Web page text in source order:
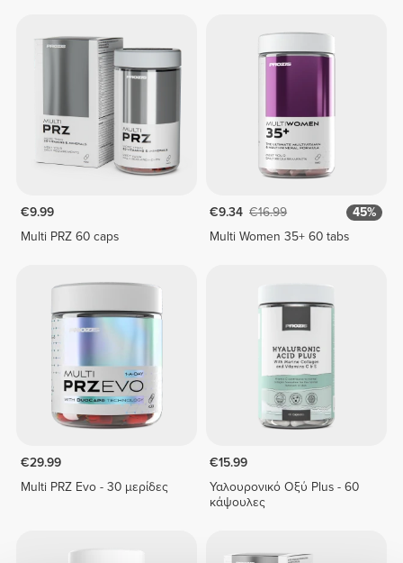
€9.99
Multi PRZ 60 caps
€9.34 €16.99
45%
Multi Women 35+ 60 tabs
€29.99
Multi PRZ Evo - 30 μερίδες
€15.99
Υαλουρονικό Οξύ Plus - 60
κάψουλες